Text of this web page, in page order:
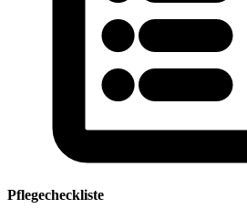
Pflegecheckliste